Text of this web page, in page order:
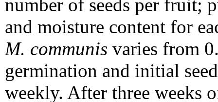
number of seeds per fruit;
and moisture content for
M. communis varies from
germination and initial
weekly. After three weeks